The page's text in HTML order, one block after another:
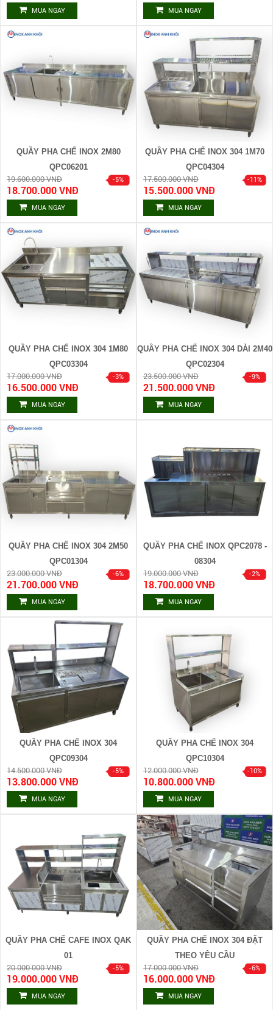
MUA NGAY MUA NGAY
QUẦY PHA CHẾ INOX 2M80
QPC06201
19.600.000 VNĐ
18.700.000 VNĐ
MUA NGAY
QUẦY PHA CHẾ INOX 304 1M70
QPC04304
17.500.000 VNĐ
15.500.000 VNĐ
MUA NGAY
QUẦY PHA CHẾ INOX 304 1M80
QPC03304
17.000.000 VNĐ
16.500.000 VNĐ
MUA NGAY
QUẦY PHA CHẾ INOX 304 DÀI 2M40
QPC02304
23.500.000 VNĐ
21.500.000 VNĐ
MUA NGAY
QUẦY PHA CHẾ INOX 304 2M50
QPC01304
23.000.000 VNĐ
21.700.000 VNĐ
MUA NGAY
QUẦY PHA CHẾ INOX QPC2078 -
08304
19.000.000 VNĐ
18.700.000 VNĐ
MUA NGAY
QUẦY PHA CHẾ INOX 304
QPC09304
14.500.000 VNĐ
13.800.000 VNĐ
MUA NGAY
QUẦY PHA CHẾ INOX 304
QPC10304
12.000.000 VNĐ
10.800.000 VNĐ
MUA NGAY
QUẦY PHA CHẾ CAFE INOX QAK
01
20.000.000 VNĐ
19.000.000 VNĐ
MUA NGAY
QUẦY PHA CHẾ INOX 304 ĐẶT
THEO YÊU CẦU
17.000.000 VNĐ
16.000.000 VNĐ
MUA NGAY